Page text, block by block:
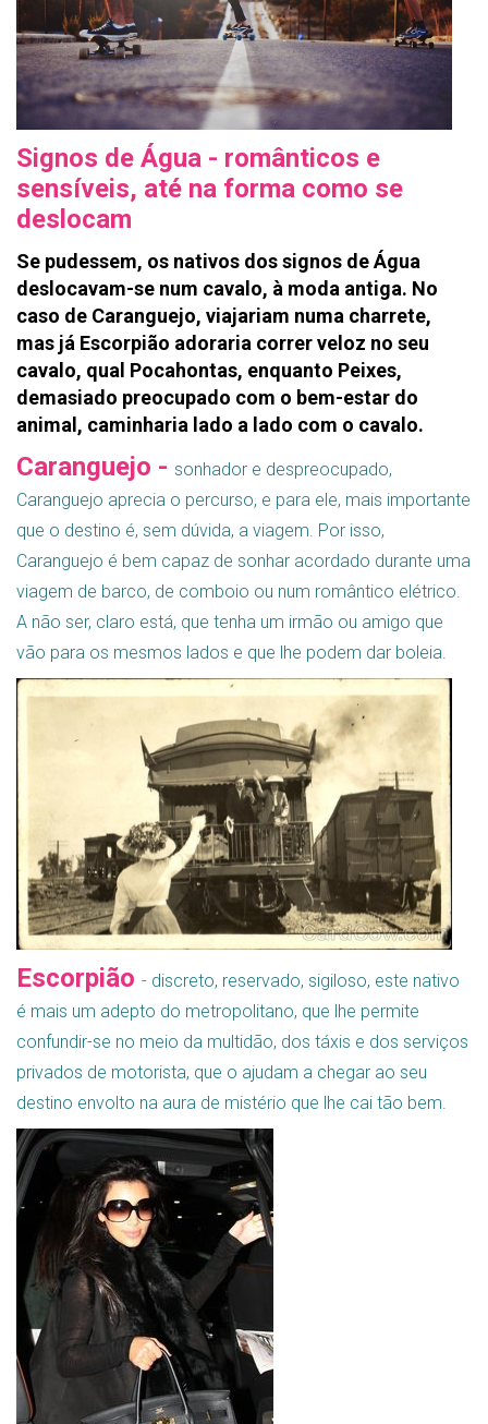
Signos de Água - românticos e
sensíveis, até na forma como se
deslocam
Se pudessem, os nativos dos signos de Água
deslocavam-se num cavalo, à moda antiga. No
caso de Caranguejo, viajariam numa charrete,
mas já Escorpião adoraria correr veloz no seu
cavalo, qual Pocahontas, enquanto Peixes,
demasiado preocupado com o bem-estar do
animal, caminharia lado a lado com o cavalo.
Caranguejo - sonhador e despreocupado,
Caranguejo aprecia o percurso, e para ele, mais importante
que o destino é, sem dúvida, a viagem. Por isso,
Caranguejo é bem capaz de sonhar acordado durante uma
viagem de barco, de comboio ou num romântico elétrico.
A não ser, claro está, que tenha um irmão ou amigo que
vão para os mesmos lados e que lhe podem dar boleia.
Escorpião - discreto, reservado, sigiloso, este nativo
é mais um adepto do metropolitano, que lhe permite
confundir-se no meio da multidão, dos táxis e dos serviços
privados de motorista, que o ajudam a chegar ao seu
destino envolto na aura de mistério que lhe cai tão bem.